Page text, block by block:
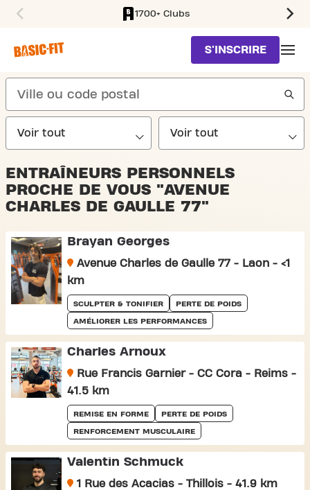
1700+ Clubs
S'INSCRIRE
search
ENTRAÎNEURS PERSONNELS
PROCHE DE VOUS "AVENUE
CHARLES DE GAULLE 77"
Brayan Georges
Avenue Charles de Gaulle 77 - Laon - <1
km
SCULPTER & TONIFIER PERTE DE POIDS
AMÉLIORER LES PERFORMANCES
Charles Arnoux
Rue Francis Garnier - CC Cora - Reims -
41.5 km
REMISE EN FORME PERTE DE POIDS
RENFORCEMENT MUSCULAIRE
Valentin Schmuck
1 Rue des Acacias - Thillois - 41.9 km